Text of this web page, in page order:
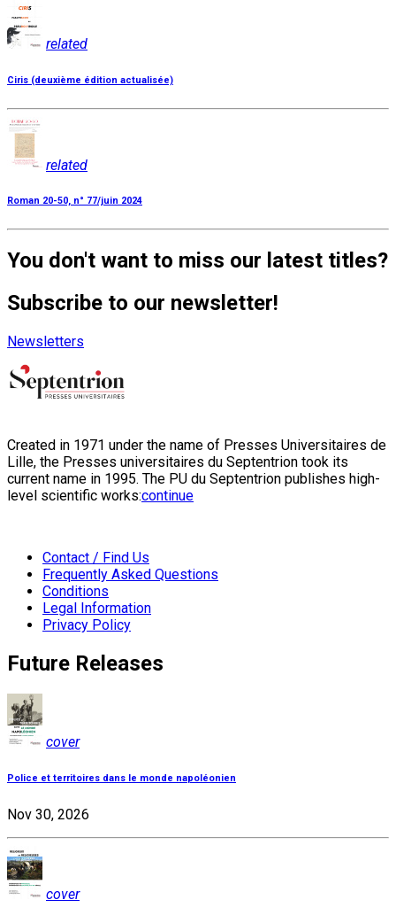
related
Ciris (deuxième édition actualisée)
related
Roman 20-50, n° 77/juin 2024
You don't want to miss our latest titles?
Subscribe to our newsletter!
Newsletters
Created in 1971 under the name of Presses Universitaires de
Lille, the Presses universitaires du Septentrion took its
current name in 1995. The PU du Septentrion publishes high-
level scientific works:continue
Contact / Find Us
Frequently Asked Questions
Conditions
Legal Information
Privacy Policy
Future Releases
cover
Police et territoires dans le monde napoléonien
Nov 30, 2026
cover